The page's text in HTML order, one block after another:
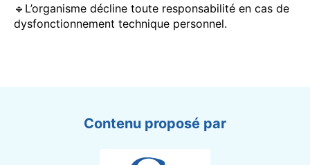
🔹L’organisme décline toute responsabilité en cas de
dysfonctionnement technique personnel.
Contenu proposé par